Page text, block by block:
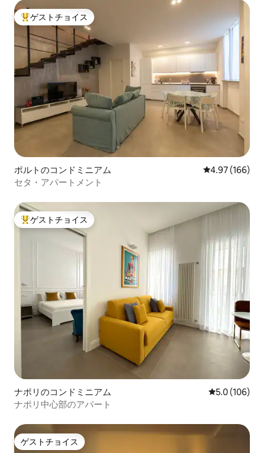
大好評のゲストチョイスです。
ゲストチョイス
ポルトのコンドミニアム レビュー166
4.97 (166)
セタ・アパートメント
大好評のゲストチョイスです。
ゲストチョイス
ナポリのコンドミニアム レビュー106
5.0 (106)
ナポリ中心部のアパート
ゲストチョイス
ゲストチョイス